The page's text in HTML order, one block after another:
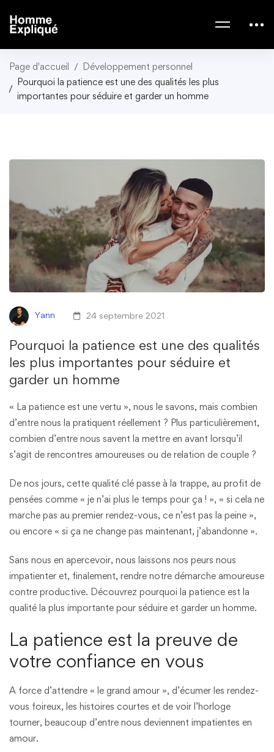
Page d'accueil
Développement personnel
Pourquoi la patience est une des qualités les plus
importantes pour séduire et garder un homme
Yann 24 septembre 2021
Pourquoi la patience est une des qualités
les plus importantes pour séduire et
garder un homme
« La patience est une vertu », nous le savons, mais combien
d’entre nous la pratiquent réellement ? Plus particulièrement,
combien d’entre nous savent la mettre en avant lorsqu’il
s’agit de rencontres amoureuses ou de relation de couple ?
De nos jours, cette qualité clé passe à la trappe, au profit de
pensées comme « je n’ai plus le temps pour ça ! », « si cela ne
marche pas au premier rendez-vous, ce n’est pas la peine »,
ou encore « si ça ne change pas maintenant, j’abandonne ».
Sans nous en apercevoir, nous laissons nos peurs nous
impatienter et, finalement, rendre notre démarche amoureuse
contre productive. Découvrez pourquoi la patience est la
qualité la plus importante pour séduire et garder un homme.
La patience est la preuve de
votre confiance en vous
A force d’attendre « le grand amour », d’écumer les rendez-
vous foireux, les histoires courtes et de voir l’horloge
tourner, beaucoup d’entre nous deviennent impatientes en
amour.